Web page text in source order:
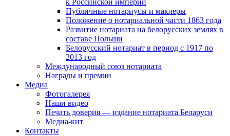
к Российской империи
Публичные нотариусы и маклеры
Положение о нотариальной части 1863 года
Развитие нотариата на белорусских землях в
составе Польши
Белорусский нотариат в период с 1917 по
2013 год
Международный союз нотариата
Награды и премии
Медиа
Фотогалерея
Наши видео
Печать доверия — издание нотариата Беларуси
Медиа-кит
Контакты